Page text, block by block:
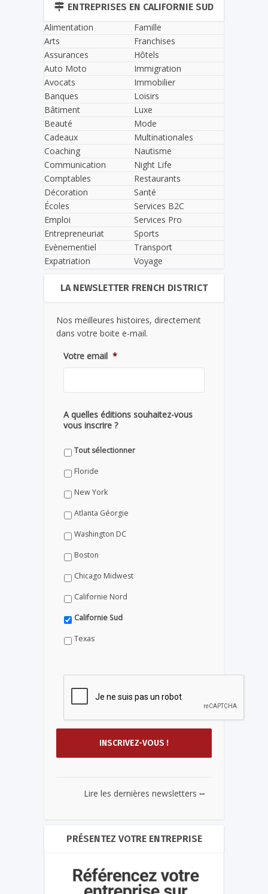
ENTREPRISES EN CALIFORNIE SUD
Alimentation
Arts
Assurances
Auto Moto
Avocats
Banques
Bâtiment
Beauté
Cadeaux
Coaching
Communication
Comptables
Décoration
Écoles
Emploi
Entrepreneuriat
Evènementiel
Expatriation
Famille
Franchises
Hôtels
Immigration
Immobilier
Loisirs
Luxe
Mode
Multinationales
Nautisme
Night Life
Restaurants
Santé
Services B2C
Services Pro
Sports
Transport
Voyage
LA NEWSLETTER FRENCH DISTRICT
Nos meilleures histoires, directement
dans votre boite e-mail.
Votre email *
A quelles éditions souhaitez-vous
vous inscrire ?
Tout sélectionner
Floride
New York
Atlanta Géorgie
Washington DC
Boston
Chicago Midwest
Californie Nord
Californie Sud
Texas
Lire les dernières newsletters ...
PRÉSENTEZ VOTRE ENTREPRISE